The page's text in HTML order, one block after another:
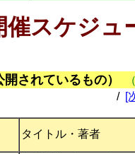
スケジュ
されているもの）
/ [
タイトル・著者